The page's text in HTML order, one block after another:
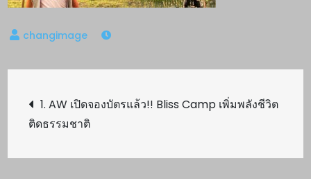
Post
navigation
1. AW เปิดจองบัตรแล้ว!! Bliss Camp เพิ่มพลังชีวิต
ติดธรรมชาติ